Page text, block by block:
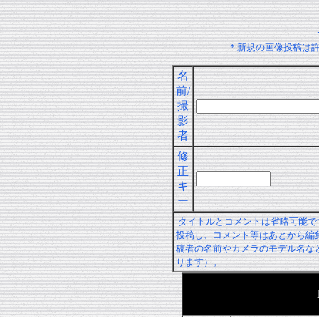
* 新規の画像投稿は
名
前/
撮
影
者
修
正
キ
ー
タイトルとコメントは省略可能
投稿し、コメント等はあとから
稿者の名前やカメラのモデル名
ります）。